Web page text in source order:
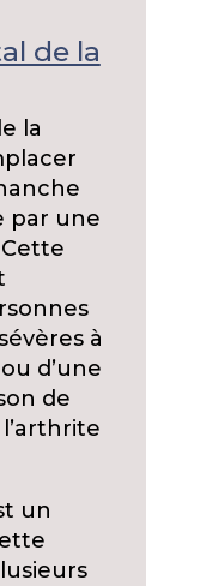
de la
la
par une
à
d’une
de
un